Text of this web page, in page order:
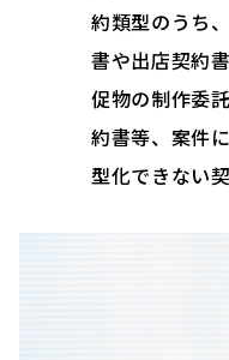
約類型のうち
書や出店契約
促物の制作委
約書等、案件
型化できない